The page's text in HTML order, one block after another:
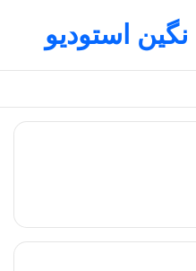
نگین استودیو